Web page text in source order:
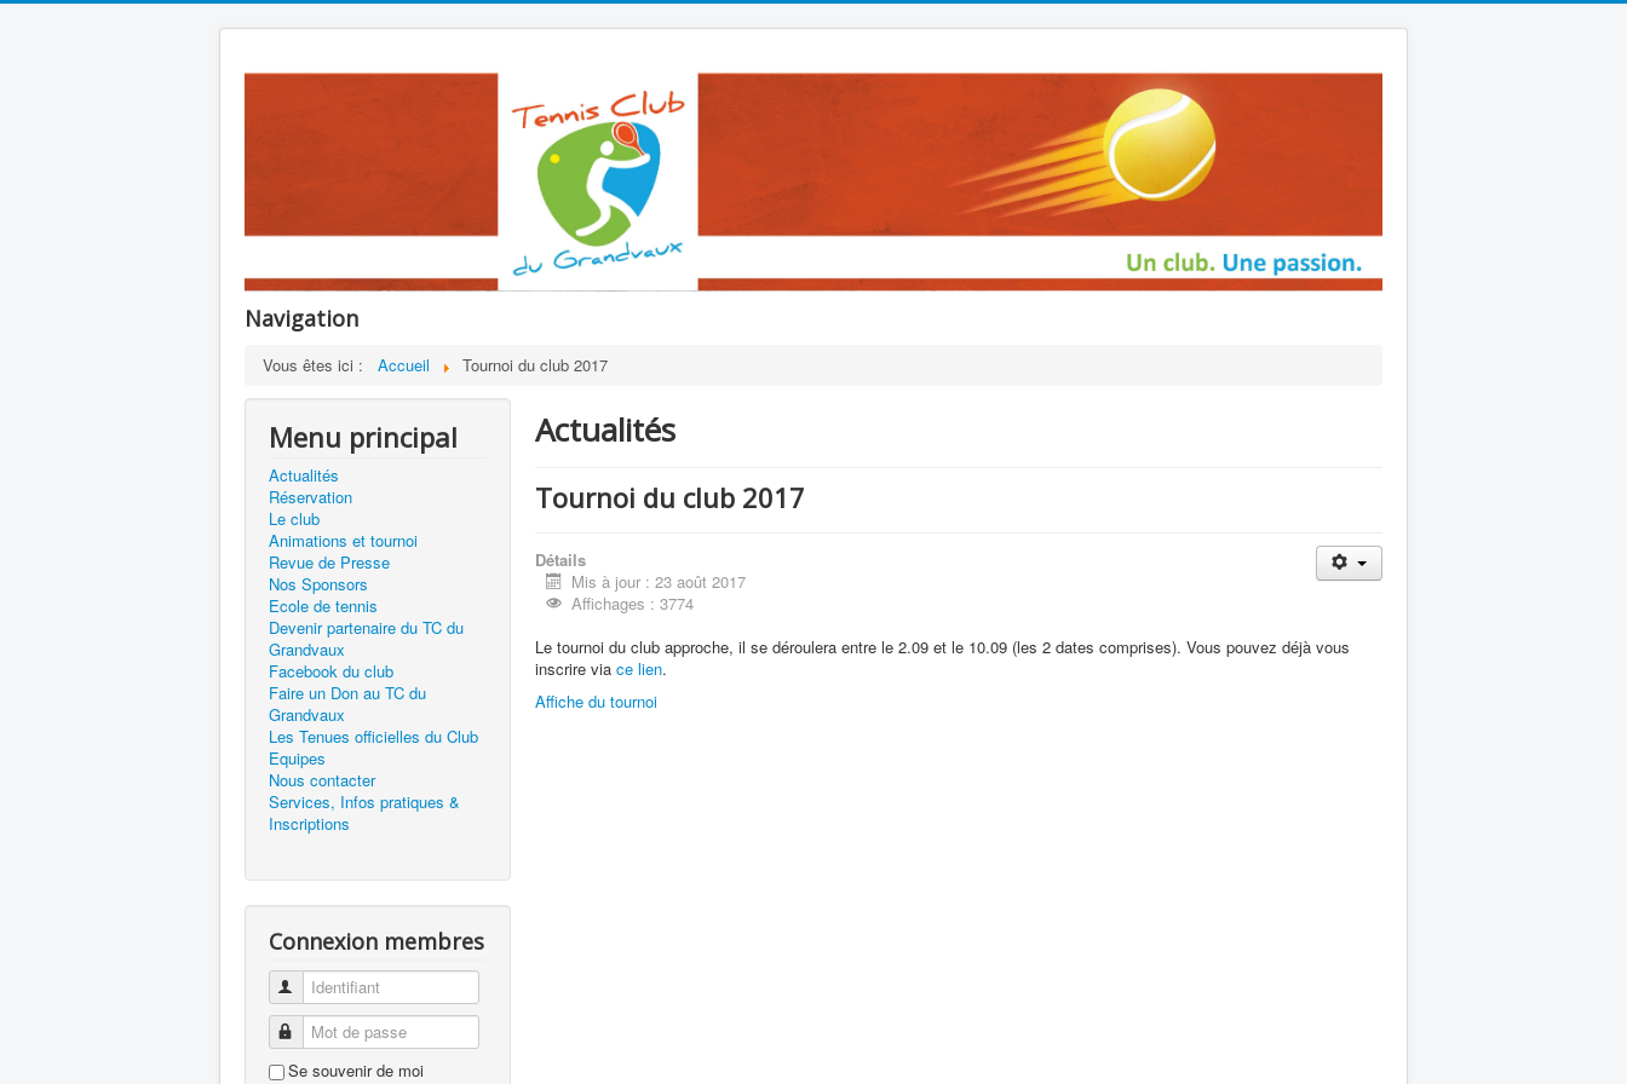
Navigation
Vous êtes ici : Accueil Tournoi du club 2017
Menu principal
Actualités
Réservation
Le club
Animations et tournoi
Revue de Presse
Nos Sponsors
Ecole de tennis
Devenir partenaire du TC du
Grandvaux
Facebook du club
Faire un Don au TC du
Grandvaux
Les Tenues officielles du Club
Equipes
Nous contacter
Services, Infos pratiques &
Inscriptions
Connexion membres
Identifiant
Mot de passe
Se souvenir de moi
Actualités
Tournoi du club 2017
Détails
Mis à jour : 23 août 2017
Affichages : 3774
Le tournoi du club approche, il se déroulera entre le 2.09 et le 10.09 (les 2 dates comprises). Vous pouvez déjà vous
inscrire via ce lien.
Affiche du tournoi